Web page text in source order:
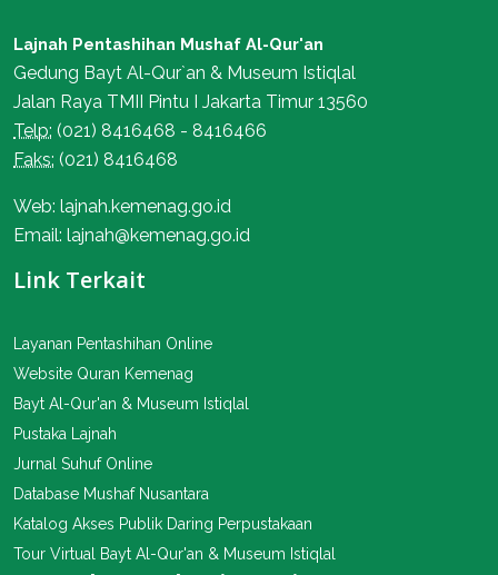
Lajnah Pentashihan Mushaf Al-Qur'an
Gedung Bayt Al-Qur`an & Museum Istiqlal
Jalan Raya TMII Pintu I Jakarta Timur 13560
Telp: (021) 8416468 - 8416466
Faks: (021) 8416468
Web: lajnah.kemenag.go.id
Email: lajnah@kemenag.go.id
Link Terkait
Layanan Pentashihan Online
Website Quran Kemenag
Bayt Al-Qur'an & Museum Istiqlal
Pustaka Lajnah
Jurnal Suhuf Online
Database Mushaf Nusantara
Katalog Akses Publik Daring Perpustakaan
Tour Virtual Bayt Al-Qur'an & Museum Istiqlal